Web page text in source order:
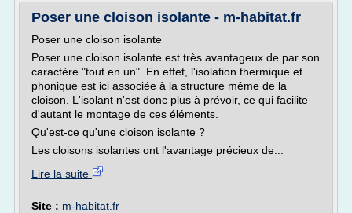
Poser une cloison isolante - m-habitat.fr
Poser une cloison isolante
Poser une cloison isolante est très avantageux de par son
caractère "tout en un". En effet, l'isolation thermique et
phonique est ici associée à la structure même de la
cloison. L'isolant n'est donc plus à prévoir, ce qui facilite
d'autant le montage de ces éléments.
Qu'est-ce qu'une cloison isolante ?
Les cloisons isolantes ont l'avantage précieux de...
Lire la suite
Site : m-habitat.fr